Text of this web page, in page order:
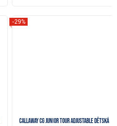
Callaway CG Junior Tour Adjustable dětská
-29%